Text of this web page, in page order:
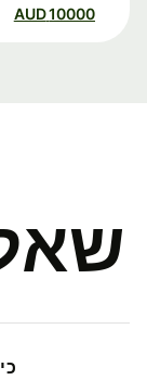
10000
AUD